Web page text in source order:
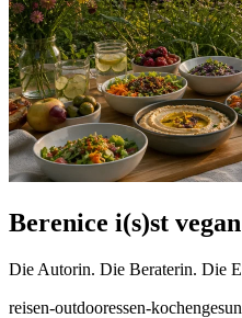
Berenice i(s)st
Die Autorin. Die Beraterin. Die
reisen-outdooressen-kochen